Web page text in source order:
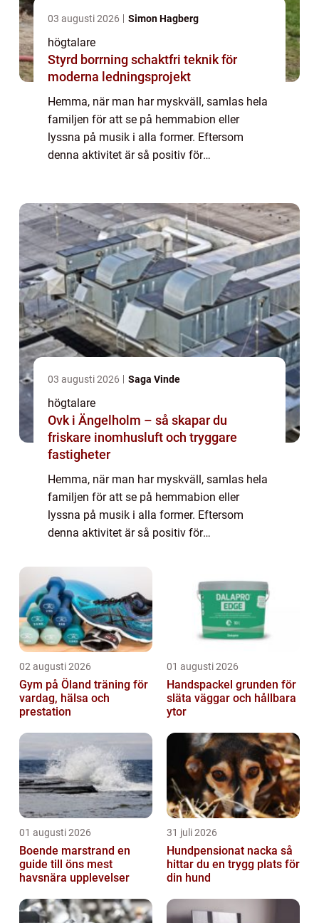
03 augusti 2026 Simon Hagberg
högtalare
Styrd borrning schaktfri teknik för
moderna ledningsprojekt
Hemma, när man har myskväll, samlas hela
familjen för att se på hemmabion eller
lyssna på musik i alla former. Eftersom
denna aktivitet är så positiv för
03 augusti 2026 Saga Vinde
högtalare
Ovk i Ängelholm – så skapar du
friskare inomhusluft och tryggare
fastigheter
Hemma, när man har myskväll, samlas hela
familjen för att se på hemmabion eller
lyssna på musik i alla former. Eftersom
denna aktivitet är så positiv för
ungdomar ...
02 augusti 2026
Gym på Öland träning för
vardag, hälsa och
prestation
01 augusti 2026
Handspackel grunden för
släta väggar och hållbara
ytor
01 augusti 2026
Boende marstrand en
guide till öns mest
havsnära upplevelser
31 juli 2026
Hundpensionat nacka så
hittar du en trygg plats för
din hund